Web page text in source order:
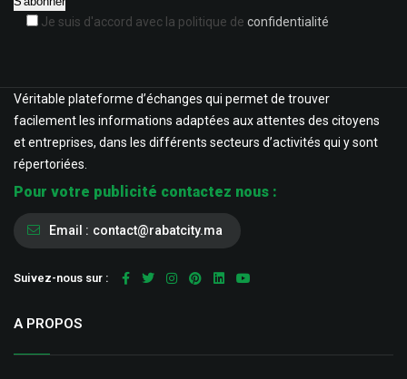
Je suis d'accord avec la politique de confidentialité
Véritable plateforme d’échanges qui permet de trouver
facilement les informations adaptées aux attentes des citoyens
et entreprises, dans les différents secteurs d’activités qui y sont
répertoriées.
Pour votre publicité contactez nous :
Email : contact@rabatcity.ma
Suivez-nous sur :
A PROPOS